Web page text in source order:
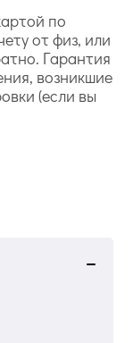
по
от физ, или
Гарантия
возникшие
(если вы